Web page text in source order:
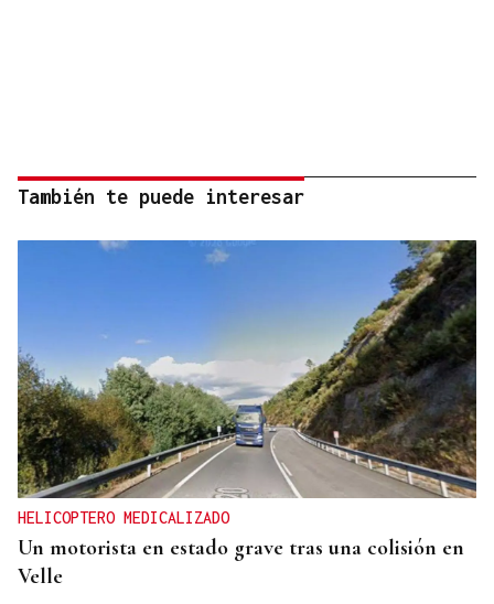
También te puede interesar
HELICOPTERO MEDICALIZADO
Un motorista en estado grave tras una colisión en
Velle